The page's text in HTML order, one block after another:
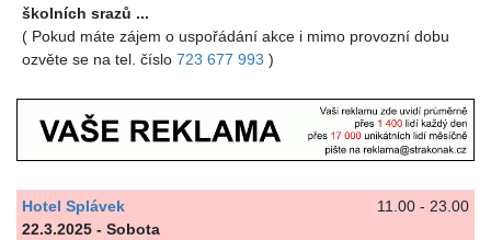
školních srazů ...
( Pokud máte zájem o uspořádání akce i mimo provozní dobu
ozvěte se na tel. číslo 723 677 993 )
11.00 - 23.00
Hotel Splávek
22.3.2025 - Sobota